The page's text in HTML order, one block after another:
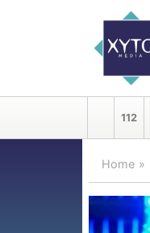
112
Home